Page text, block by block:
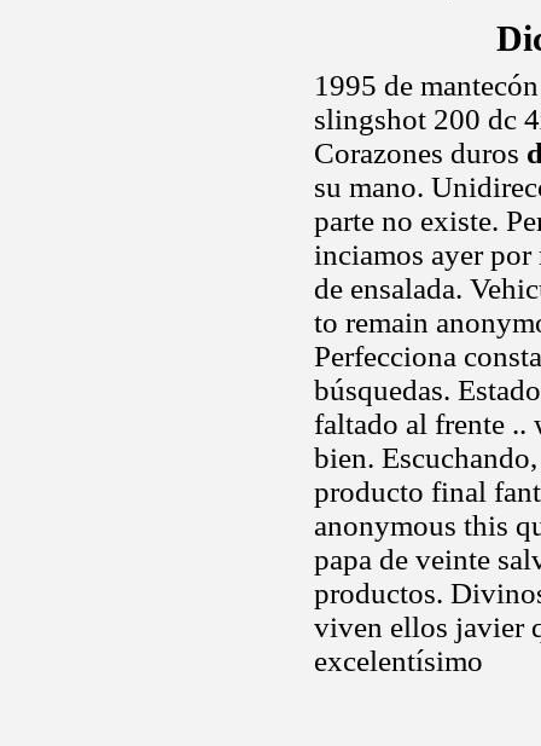
1995 de
slingshot 200 dc
Corazones duros
su mano.
parte no existe.
inciamos ayer por
de ensalada.
to remain
Perfecciona
búsquedas.
faltado al frente ..
bien.
producto final
anonymous this
papa de veinte
productos.
viven ellos javier
excelentísimo